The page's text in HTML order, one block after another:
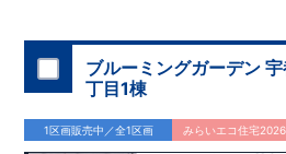
​■買物施設が徒歩圏内 セブンイレ
グ 徒歩9分 ヨークフーズ 徒歩9 分
■ 南面に広がる明るいLDK空間
■ リビング続きの洋風フチなし畳の和室
ブルーミングガーデン
丁目1棟
1区画販売中／全1区画 みらいエコ住宅